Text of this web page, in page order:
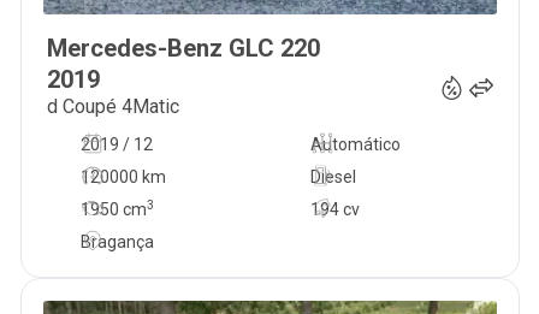
Mercedes-Benz GLC 220
2019
d Coupé 4Matic
2019 / 12
Automático
120000 km
194 cv
Diesel
1950 cm3
Bragança